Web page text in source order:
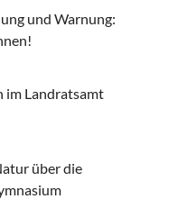
und Warnung:
im Landratsamt
über die